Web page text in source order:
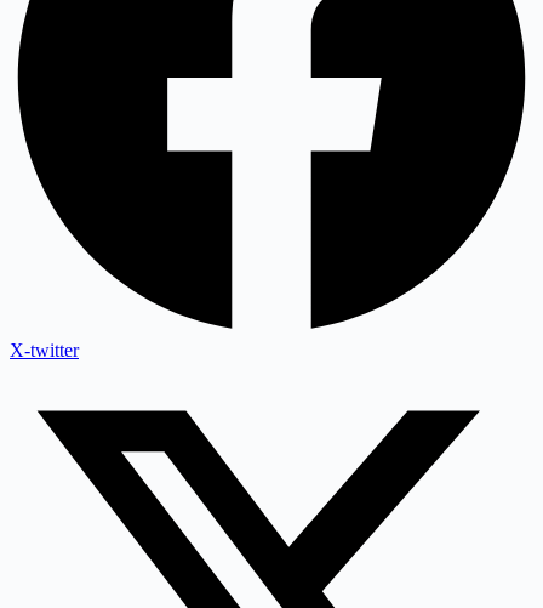
X-twitter